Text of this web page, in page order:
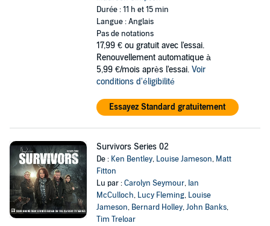
Durée : 11 h et 15 min
Langue : Anglais
Pas de notations
17,99 € ou gratuit avec l'essai.
Renouvellement automatique à
5,99 €/mois après l'essai. Voir
conditions d'éligibilité
Essayez Standard gratuitement
Survivors Series 02
De : Ken Bentley, Louise Jameson, Matt
Fitton
Lu par :Carolyn Seymour, Ian
McCulloch, Lucy Fleming, Louise
Jameson, Bernard Holley,John Banks,
Tim Treloar